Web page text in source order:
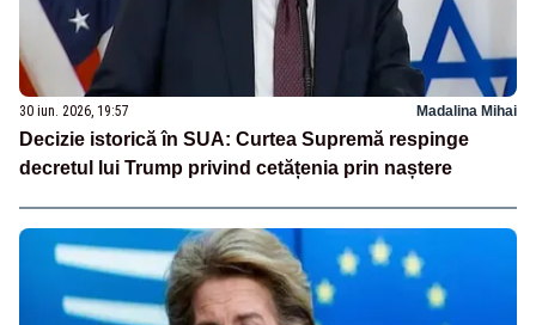
30 iun. 2026, 19:57 Madalina Mihai
Decizie istorică în SUA: Curtea Supremă respinge
decretul lui Trump privind cetățenia prin naștere